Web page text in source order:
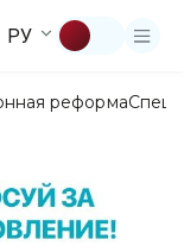
РУ
реформа